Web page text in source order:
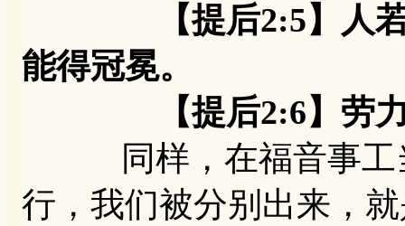
【提后2:5】人
能得冠冕。
【提后2:6】劳力的
同样，在福音事工当
行，我们被分别出来，